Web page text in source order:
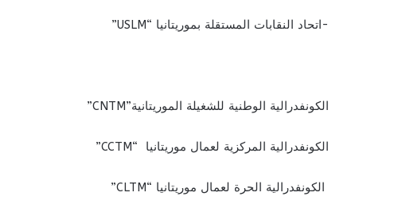
-اتحاد النقابات المستقلة بموريتانيا “USLM”
الكونفدرالية الوطنية للشغيلة الموريتانية”CNTM”
الكونفدرالية المركزية لعمال موريتانيا “CCTM”
الكونفدرالية الحرة لعمال موريتانيا “CLTM”